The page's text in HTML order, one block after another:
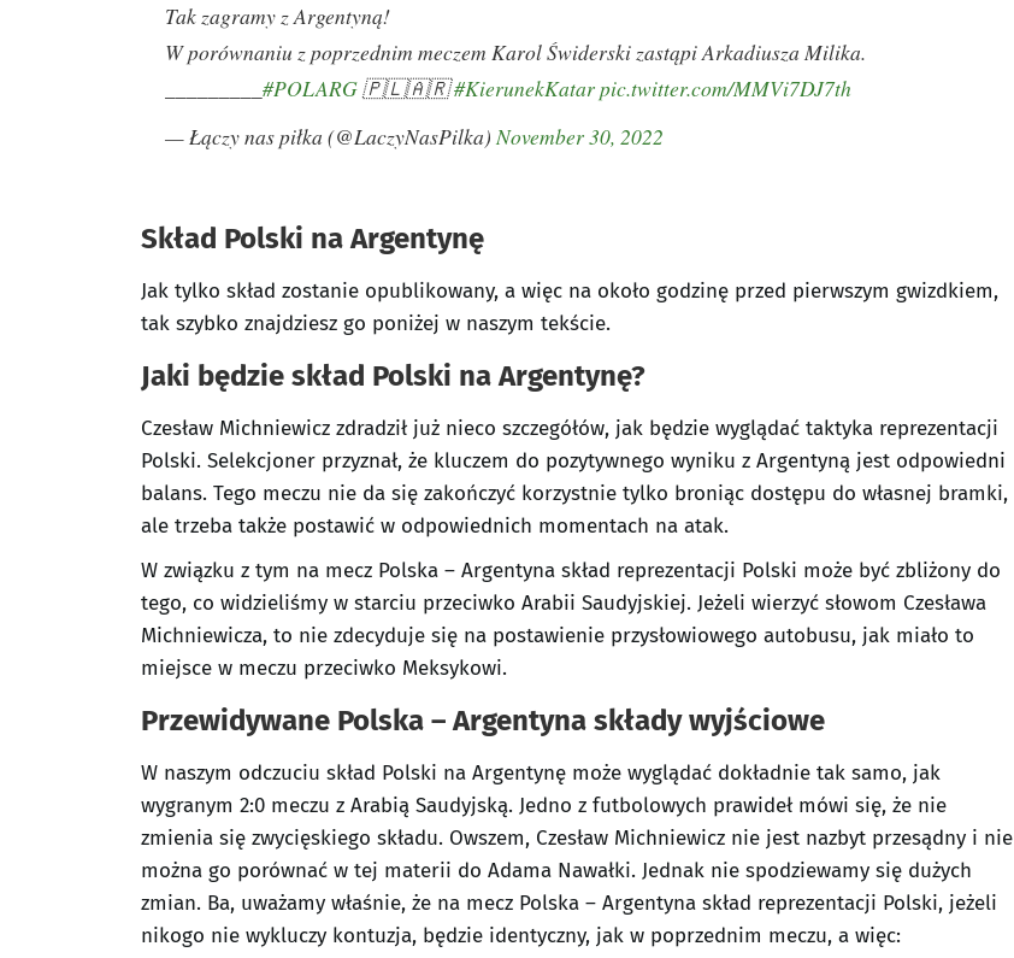
Tak zagramy z Argentyną!
W porównaniu z poprzednim meczem Karol Świderski zastąpi Arkadiusza Milika.
#POLARG🇵🇱🇦🇷#KierunekKatarpic.twitter.com/MMVi7DJ7th
— Łączy nas piłka (@LaczyNasPilka) November 30, 2022
Skład Polski na Argentynę
Jak tylko skład zostanie opublikowany, a więc na około godzinę przed pierwszym gwizdkiem,
tak szybko znajdziesz go poniżej w naszym tekście.
Jaki będzie skład Polski na Argentynę?
Czesław Michniewicz zdradził już nieco szczegółów, jak będzie wyglądać taktyka reprezentacji
Polski. Selekcjoner przyznał, że kluczem do pozytywnego wyniku z Argentyną jest odpowiedni
balans. Tego meczu nie da się zakończyć korzystnie tylko broniąc dostępu do własnej bramki,
ale trzeba także postawić w odpowiednich momentach na atak.
W związku z tym na mecz Polska – Argentyna skład reprezentacji Polski może być zbliżony do
tego, co widzieliśmy w starciu przeciwko Arabii Saudyjskiej. Jeżeli wierzyć słowom Czesława
Michniewicza, to nie zdecyduje się na postawienie przysłowiowego autobusu, jak miało to
miejsce w meczu przeciwko Meksykowi.
Przewidywane Polska – Argentyna składy wyjściowe
W naszym odczuciu skład Polski na Argentynę może wyglądać dokładnie tak samo, jak
wygranym 2:0 meczu z Arabią Saudyjską. Jedno z futbolowych prawideł mówi się, że nie
zmienia się zwycięskiego składu. Owszem, Czesław Michniewicz nie jest nazbyt przesądny i nie
można go porównać w tej materii do Adama Nawałki. Jednak nie spodziewamy się dużych
zmian. Ba, uważamy właśnie, że na mecz Polska – Argentyna skład reprezentacji Polski, jeżeli
nikogo nie wykluczy kontuzja, będzie identyczny, jak w poprzednim meczu, a więc: